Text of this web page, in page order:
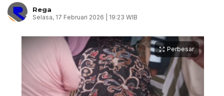
Rega
Selasa, 17 Februari 2026 | 19:23 WIB
Perbesar